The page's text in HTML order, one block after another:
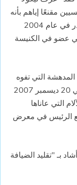
مقنعًا إياهم بأنه
واحد منهم حيث يعبر بوضوح في كتابه الصادر في عام 2004
عضو في الكنيسة
التي تفوه
بها في بازيليك القديس يوحنا في اللاتران، في 20 ديسمبر 2007
التي عاناها
عام 1905. وقد دافع الرئيس في معرض
بـ "تقليد الضيافة